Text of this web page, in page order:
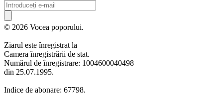
© 2026 Vocea poporului.
Ziarul este înregistrat la
Camera înregistrării de stat.
Numărul de înregistrare: 1004600040498
din 25.07.1995.
Indice de abonare: 67798.